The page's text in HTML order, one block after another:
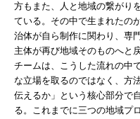
方も​また、​人と​地域の繋がり
ている。​その​中で​生まれたの
治体が​自ら制作に​関わり、​専
主体が​再び地域そのものへと
チームは、​こうした​流れの​中
な​立場を取るのではなく、​方
伝えるか」と​いう​核心部分で​
る。​これまでに​三つの​地域プ